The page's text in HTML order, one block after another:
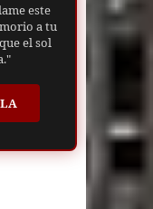
este
a tu
el sol